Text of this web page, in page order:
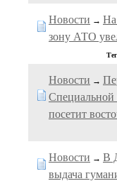
Новости → На
зону АТО
Новости →
посетит
Новости → В
выдача